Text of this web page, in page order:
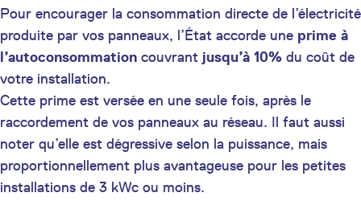
Pour encourager la consommation directe de l’électricité
produite par vos panneaux, l’État accorde une prime à
l’autoconsommation couvrant jusqu’à 10% du coût de
votre installation.
Cette prime est versée en une seule fois, après le
raccordement de vos panneaux au réseau. Il faut aussi
noter qu’elle est dégressive selon la puissance, mais
proportionnellement plus avantageuse pour les petites
installations de 3 kWc ou moins.